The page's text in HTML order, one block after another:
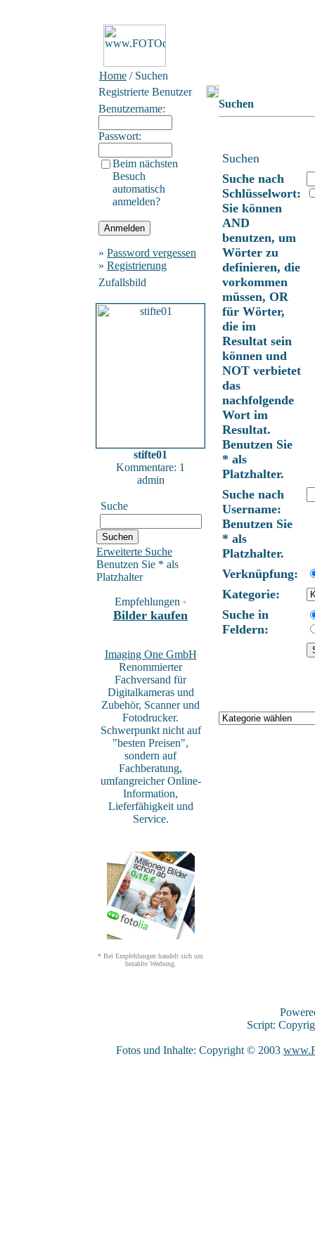
Home / Suchen
Registrierte Benutzer
Benutzername:
Passwort:
Beim nächsten
Besuch
automatisch
anmelden?
» Password vergessen
» Registrierung
Zufallsbild
stifte01
Kommentare: 1
admin
Suche
Erweiterte Suche
Benutzen Sie * als
Platzhalter
Empfehlungen *
Bilder kaufen
Imaging One GmbH
Renommierter
Fachversand für
Digitalkameras und
Zubehör, Scanner und
Fotodrucker.
Schwerpunkt nicht auf
"besten Preisen",
sondern auf
Fachberatung,
umfangreicher Online-
Information,
Lieferfähigkeit und
Service.
* Bei Empfehlungen handelt sich um
bezahlte Werbung.
Suchen
Suchen
Suche nach
Schlüsselwort:
Sie können
AND
benutzen, um
Wörter zu
definieren, die
vorkommen
müssen, OR
für Wörter,
die im
Resultat sein
können und
NOT verbietet
das
nachfolgende
Wort im
Resultat.
Benutzen Sie
* als
Platzhalter.
Suche nach
Username:
Benutzen Sie
* als
Platzhalter.
Verknüpfung:
Kategorie:
Suche in
Feldern:
Script:
Fotos und Inhalte: Copyright © 2003